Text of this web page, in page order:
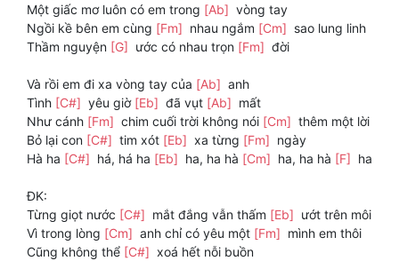
Một giấc mơ luôn có em trong [Ab] vòng tay
Ngồi kề bên em cùng [Fm] nhau ngắm [Cm] sao lung linh
Thầm nguyện [G] ước có nhau trọn [Fm] đời
Và rồi em đi xa vòng tay của [Ab] anh
Tình [C#] yêu giờ [Eb] đã vụt [Ab] mất
Như cánh [Fm] chim cuối trời không nói [Cm] thêm một lời
Bỏ lại con [C#] tim xót [Eb] xa từng [Fm] ngày
Hà ha [C#] há, há ha [Eb] ha, ha hà [Cm] ha, ha hà [F] ha
ĐK:
Từng giọt nước [C#] mắt đắng vẫn thấm [Eb] ướt trên môi
Vì trong lòng [Cm] anh chỉ có yêu một [Fm] mình em thôi
Cũng không thể [C#] xoá hết nỗi buồn